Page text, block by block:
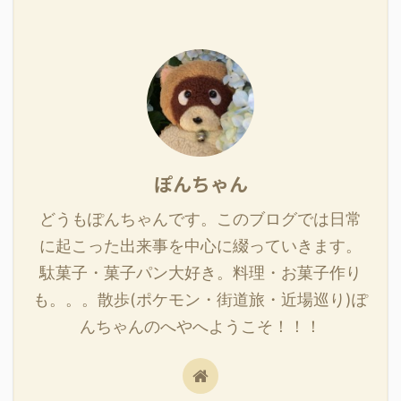
ぽんちゃん
どうもぽんちゃんです。このブログでは日常
に起こった出来事を中心に綴っていきます。
駄菓子・菓子パン大好き。料理・お菓子作り
も。。。散歩(ポケモン・街道旅・近場巡り)ぽ
んちゃんのへやへようこそ！！！